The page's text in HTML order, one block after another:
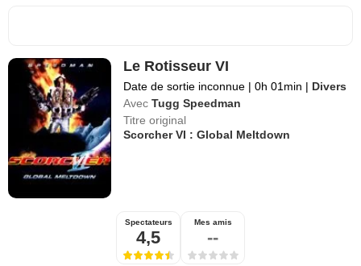
Le Rotisseur VI
Date de sortie inconnue | 0h 01min | Divers
Avec Tugg Speedman
Titre original
Scorcher VI : Global Meltdown
Spectateurs
4,5
Mes amis
--